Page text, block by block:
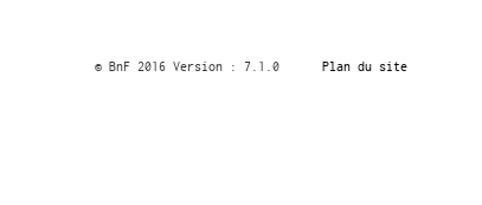
© BnF 2016 Version : 7.1.0 Plan du site